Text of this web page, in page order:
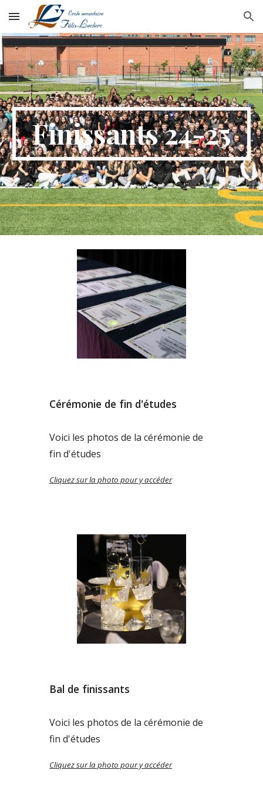
Skip to main content Skip to navigation
Finissants 24-25
Cérémonie de fin d'études
Voici les photos de la cérémonie de
fin d'études
Cliquez sur la photo pour y accéder
Bal de finissants
Voici les photos de la cérémonie de
fin d'études
Cliquez sur la photo pour y accéder